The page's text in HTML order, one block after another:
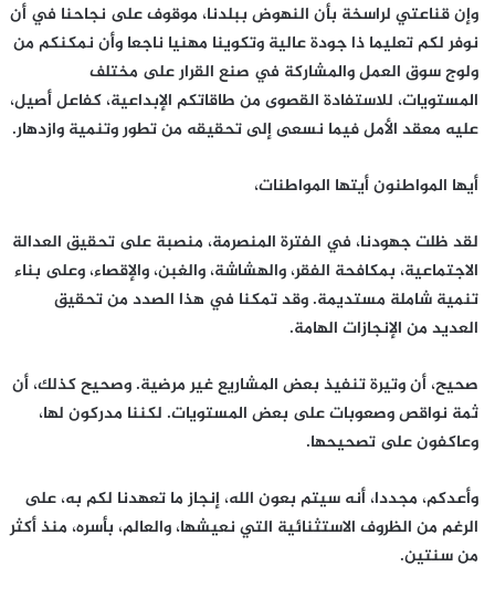
وإن قناعتي لراسخة بأن النهوض ببلدنا، موقوف على نجاحنا في أن
نوفر لكم تعليما ذا جودة عالية وتكوينا مهنيا ناجعا وأن نمكنكم من
ولوج سوق العمل والمشاركة في صنع القرار على مختلف
المستويات، للاستفادة القصوى من طاقاتكم الإبداعية، كفاعل أصيل،
عليه معقد الأمل فيما نسعى إلى تحقيقه من تطور وتنمية وازدهار.
أيها المواطنون أيتها المواطنات،
لقد ظلت جهودنا، في الفترة المنصرمة، منصبة على تحقيق العدالة
الاجتماعية، بمكافحة الفقر، والهشاشة، والغبن، والإقصاء، وعلى بناء
تنمية شاملة مستديمة. وقد تمكنا في هذا الصدد من تحقيق
العديد من الإنجازات الهامة.
صحيح، أن وتيرة تنفيذ بعض المشاريع غير مرضية. وصحيح كذلك، أن
ثمة نواقص وصعوبات على بعض المستويات. لكننا مدركون لها،
وعاكفون على تصحيحها.
وأعدكم، مجددا، أنه سيتم بعون الله، إنجاز ما تعهدنا لكم به، على
الرغم من الظروف الاستثنائية التي نعيشها، والعالم، بأسره، منذ أكثر
من سنتين.